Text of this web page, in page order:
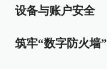
设备与账户安全
筑牢“数字防火墙”